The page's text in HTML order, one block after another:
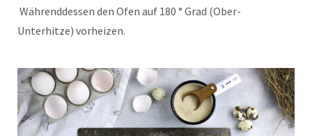
Währenddessen den Ofen auf 180 ° Grad (Ober-
Unterhitze) vorheizen.